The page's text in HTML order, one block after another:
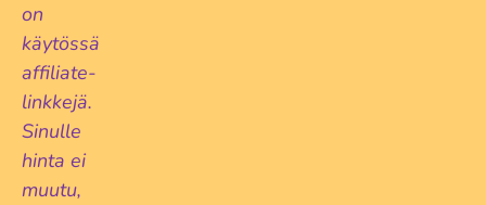
on
käytössä
affiliate-
linkkejä.
Sinulle
hinta ei
muutu,